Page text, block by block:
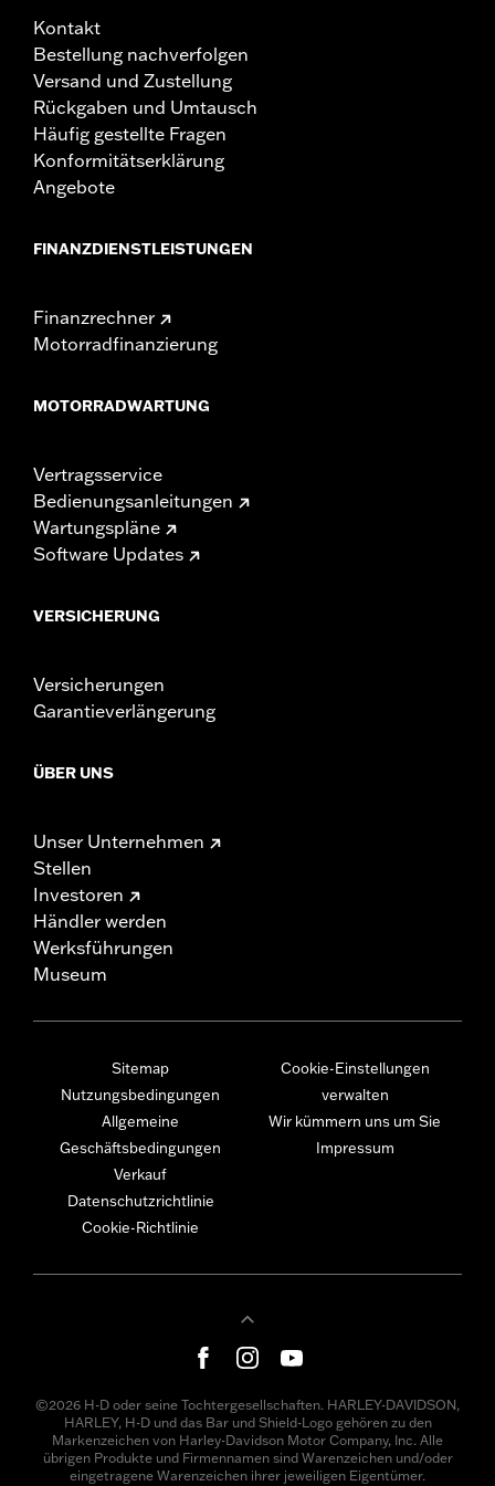
Kontakt
Bestellung nachverfolgen
Versand und Zustellung
Rückgaben und Umtausch
Häufig gestellte Fragen
Konformitätserklärung
Angebote
FINANZDIENSTLEISTUNGEN
Finanzrechner
Motorradfinanzierung
MOTORRADWARTUNG
Vertragsservice
Bedienungsanleitungen
Wartungspläne
Software Updates
VERSICHERUNG
Versicherungen
Garantieverlängerung
ÜBER UNS
Unser Unternehmen
Stellen
Investoren
Händler werden
Werksführungen
Museum
Sitemap
Nutzungsbedingungen
Allgemeine
Geschäftsbedingungen
Verkauf
Datenschutzrichtlinie
Cookie-Richtlinie
Cookie-Einstellungen
verwalten
Wir kümmern uns um Sie
Impressum
©2026 H-D oder seine Tochtergesellschaften. HARLEY-DAVIDSON,
HARLEY, H-D und das Bar und Shield-Logo gehören zu den
Markenzeichen von Harley-Davidson Motor Company, Inc. Alle
übrigen Produkte und Firmennamen sind Warenzeichen und/oder
eingetragene Warenzeichen ihrer jeweiligen Eigentümer.